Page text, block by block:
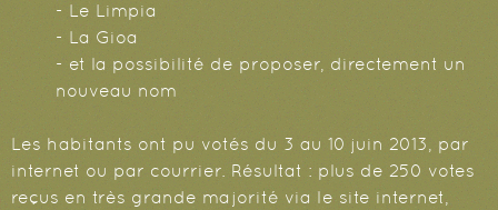
- Le Limpia
- La Gioa
- et la possibilité de proposer, directement un
nouveau nom
Les habitants ont pu votés du 3 au 10 juin 2013, par
internet ou par courrier. Résultat : plus de 250 votes
reçus en très grande majorité via le site internet,